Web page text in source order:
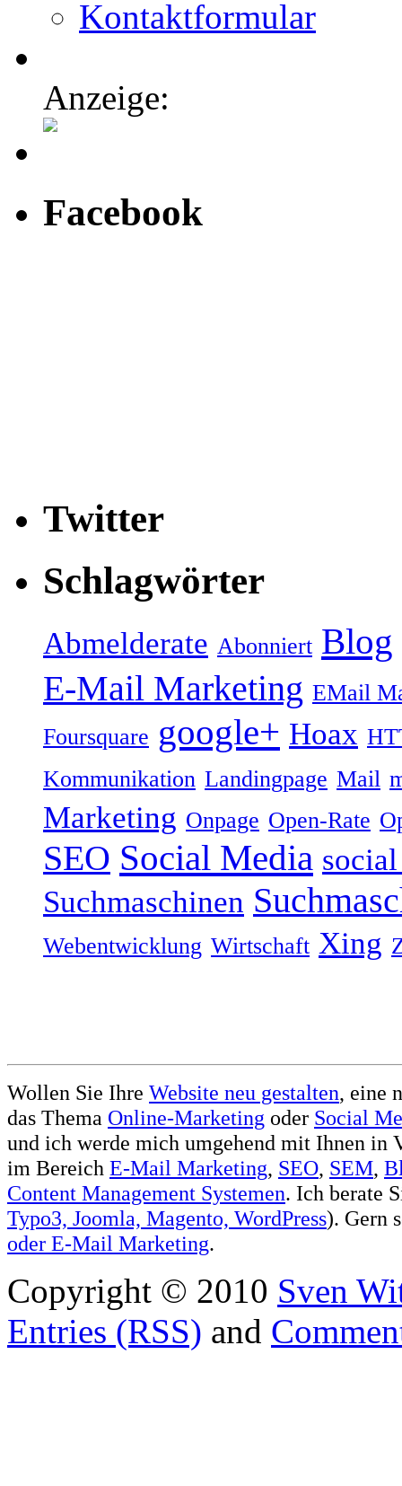
Kontaktformular
Anzeige:
Facebook
Twitter
Schlagwörter
Abmelderate Abonniert Blog
E-Mail Marketing EMail
Foursquare google+ Hoax
Kommunikation Landingpage Mail
Marketing Onpage Open-Rate
SEO Social Media
Suchmaschinen
Webentwicklung Wirtschaft Xing
Wollen Sie Ihre Website neu gestalten, eine
das Thema Online-Marketing oder Social
und ich werde mich umgehend mit Ihnen in
im Bereich E-Mail Marketing, SEO, SEM,
Content Management Systemen. Ich berate
Typo3, Joomla, Magento, WordPress). Gern
oder E-Mail Marketing.
Copyright © 2010 Sven
Entries (RSS) and